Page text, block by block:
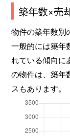
築年数×売
物件の築年数別
一般的には築年
れている傾向に
の物件は、築年
スもあります。